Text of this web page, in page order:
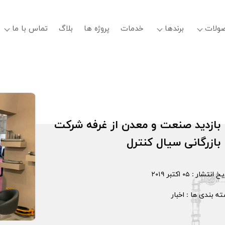
برندها خدمات پروژه ها بلاگ تماس با ما
بازدید صنعت و معدن از غرفه شرکت
بازرگانی سیال کنترل
انتشار : 05 اکتبر 2019
بندی ها : اخبار